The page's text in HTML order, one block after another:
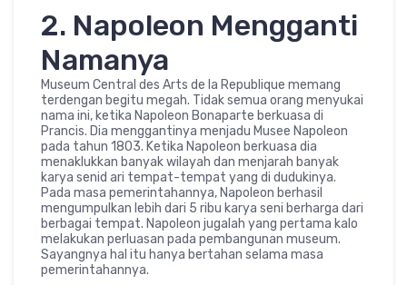
2. Napoleon Mengganti
Namanya
Museum Central des Arts de la Republique memang
terdengan begitu megah. Tidak semua orang menyukai
nama ini, ketika Napoleon Bonaparte berkuasa di
Prancis. Dia menggantinya menjadu Musee Napoleon
pada tahun 1803. Ketika Napoleon berkuasa dia
menaklukkan banyak wilayah dan menjarah banyak
karya senid ari tempat-tempat yang di dudukinya.
Pada masa pemerintahannya, Napoleon berhasil
mengumpulkan lebih dari 5 ribu karya seni berharga dari
berbagai tempat. Napoleon jugalah yang pertama kalo
melakukan perluasan pada pembangunan museum.
Sayangnya hal itu hanya bertahan selama masa
pemerintahannya.